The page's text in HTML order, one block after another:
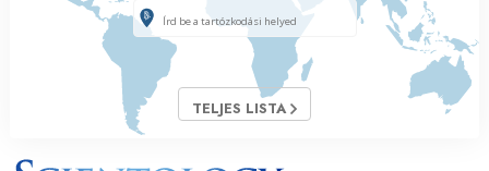
TELJES LISTA